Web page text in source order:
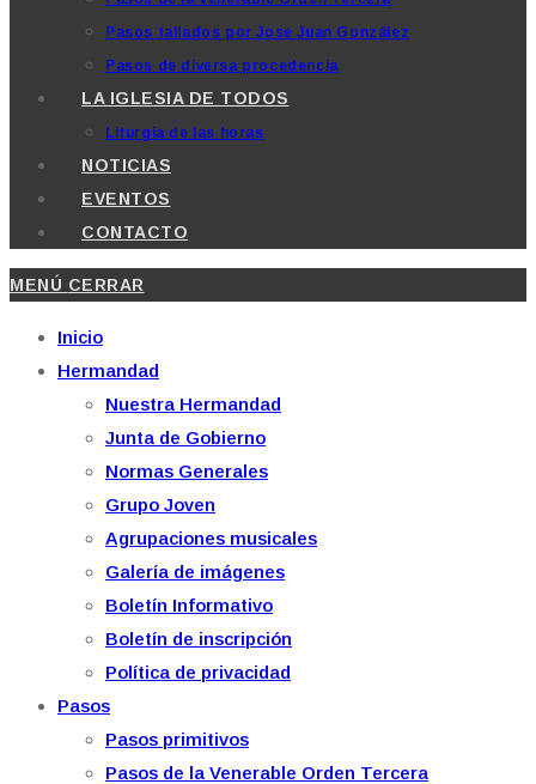
Pasos tallados por Jose Juan González
Pasos de diversa procedencia
LA IGLESIA DE TODOS
Liturgia de las horas
NOTICIAS
EVENTOS
CONTACTO
MENÚ CERRAR
Inicio
Hermandad
Nuestra Hermandad
Junta de Gobierno
Normas Generales
Grupo Joven
Agrupaciones musicales
Galería de imágenes
Boletín Informativo
Boletín de inscripción
Política de privacidad
Pasos
Pasos primitivos
Pasos de la Venerable Orden Tercera